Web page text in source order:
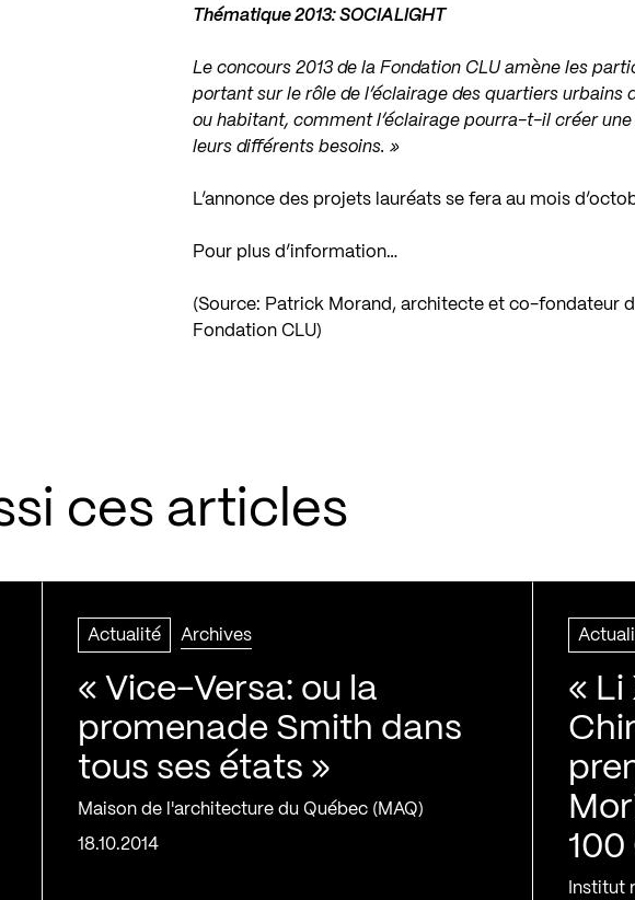
Thématique 2013: SOCIALIGHT
Le concours 2013 de la Fondation CLU amène les
portant sur le rôle de l’éclairage des quartiers urbains
ou habitant, comment l’éclairage pourra-t-il créer
leurs différents besoins. »
L’annonce des projets lauréats se fera au mois
Pour plus d’information…
(Source: Patrick Morand, architecte et co-fondateur
Fondation CLU)
ces articles
Actualité Archives
« Vice-Versa: ou la
promenade Smith dans
tous ses états »
Maison de l'architecture du Québec (MAQ)
18.10.2014
« Li
Institut